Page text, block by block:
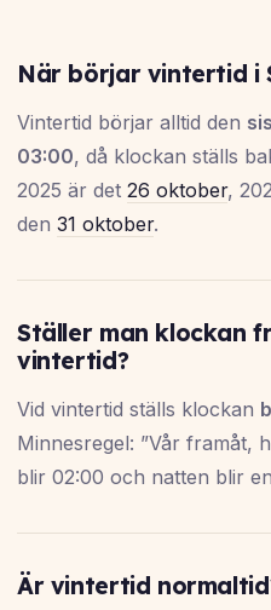
När börjar vintertid i
Vintertid börjar alltid den
03:00, då klockan ställs
2025 är det 26 oktober,
den 31 oktober.
Ställer man klockan
vintertid?
Vid vintertid ställs klockan
Minnesregel: ”Vår framåt,
blir 02:00 och natten blir
Är vintertid